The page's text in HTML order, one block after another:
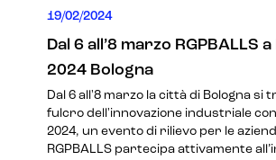
19/02/2024
Dal 6 all’8 marzo RGPBALLS a
2024 Bologna
Dal 6 all'8 marzo la città di Bologna si
fulcro dell'innovazione industriale con
2024, un evento di rilievo per le
RGPBALLS partecipa attivamente